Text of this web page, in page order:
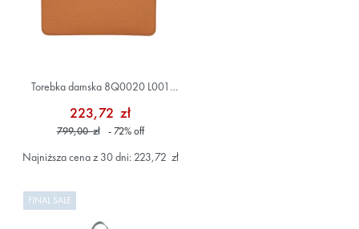
Torebka damska 8Q0020 L001
223,72 zł
799,00 zł - 72%off
Najniższa cena z 30 dni: 223,72 zł
FINAL SALE